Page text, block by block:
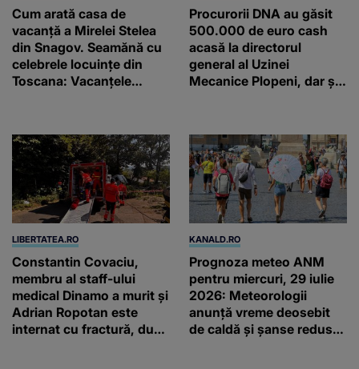
Cum arată casa de
vacanță a Mirelei Stelea
din Snagov. Seamănă cu
celebrele locuințe din
Toscana: Vacanţele
amprenta
Procurorii DNA au găsit
500.000 de euro cash
acasă la directorul
general al Uzinei
Mecanice Plopeni, dar și
LIBERTATEA.RO
Constantin Covaciu,
membru al staff-ului
medical Dinamo a murit și
Adrian Ropotan este
internat cu fractură, după
KANALD.RO
Prognoza meteo ANM
pentru miercuri, 29 iulie
2026: Meteorologii
anunță vreme deosebit
de caldă și șanse reduse